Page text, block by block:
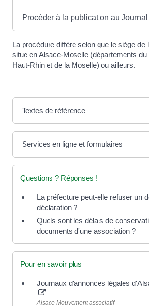
Procéder à la publication au Journal
La procédure diffère selon que le siège de
situe en Alsace-Moselle (départements du
Haut-Rhin et de la Moselle) ou ailleurs.
Textes de référence
Services en ligne et formulaires
Questions ? Réponses !
La préfecture peut-elle refuser un
déclaration ?
Quels sont les délais de
documents d'une association ?
Pour en savoir plus
Journaux d'annonces légales
Alsace Mouvement associatif